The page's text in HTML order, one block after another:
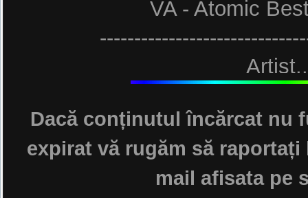
VA - Atomic
Genre................:
Dacă conținutul încărcat nu
expirat vă rugăm să
mail afisata pe